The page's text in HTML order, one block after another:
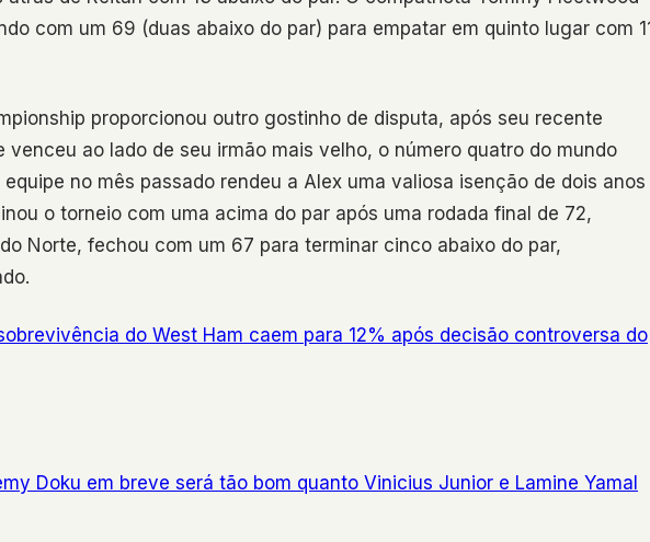
com um 69 (duas abaixo do par) para empatar em quinto lugar com
proporcionou outro gostinho de disputa, após seu recente
ao lado de seu irmão mais velho, o número quatro do mundo
no mês passado rendeu a Alex uma valiosa isenção de dois anos
o torneio com uma acima do par após uma rodada final de 72,
Norte, fechou com um 67 para terminar cinco abaixo do par,
do West Ham caem para 12% após decisão controversa do
Doku em breve será tão bom quanto Vinicius Junior e Lamine Yamal